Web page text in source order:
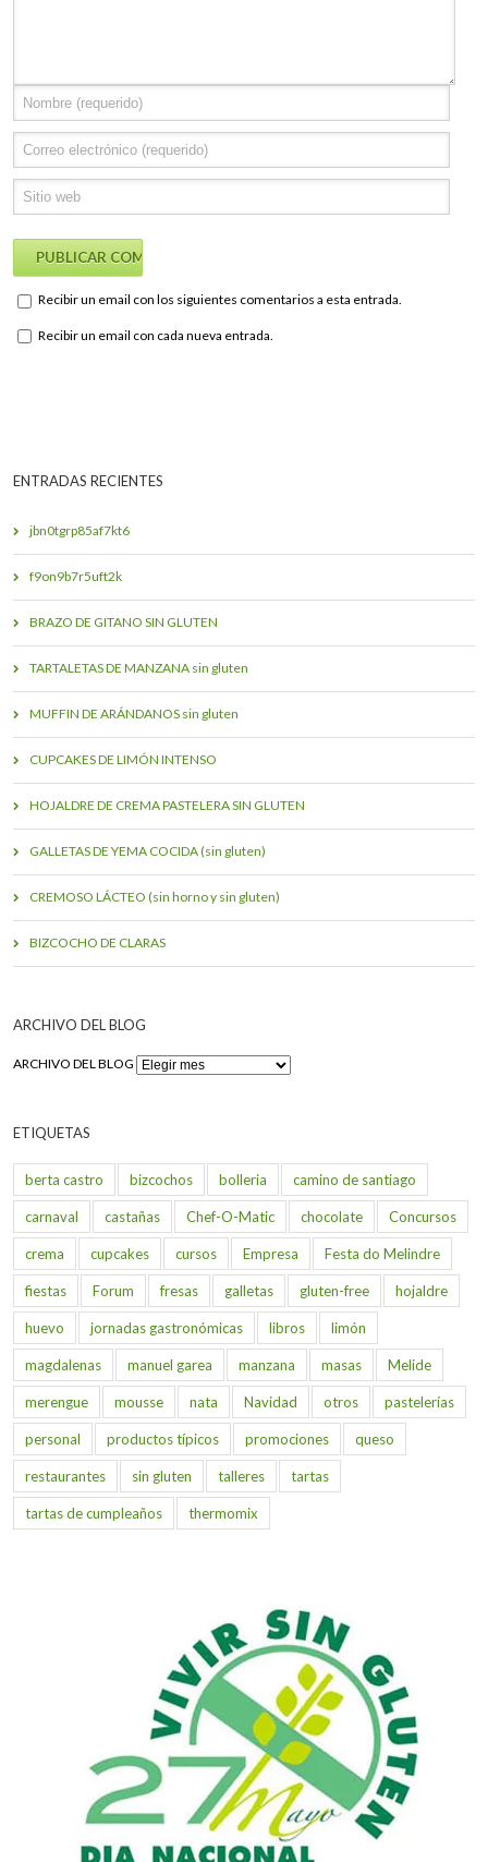
Recibir un email con los siguientes comentarios a esta entrada.
Recibir un email con cada nueva entrada.
ENTRADAS RECIENTES
jbn0tgrp85af7kt6
f9on9b7r5uft2k
BRAZO DE GITANO SIN GLUTEN
TARTALETAS DE MANZANA sin gluten
MUFFIN DE ARÁNDANOS sin gluten
CUPCAKES DE LIMÓN INTENSO
HOJALDRE DE CREMA PASTELERA SIN GLUTEN
GALLETAS DE YEMA COCIDA (sin gluten)
CREMOSO LÁCTEO (sin horno y sin gluten)
BIZCOCHO DE CLARAS
ARCHIVO DEL BLOG
ARCHIVO DEL BLOG
ETIQUETAS
berta castro bizcochos bolleria camino de santiago
carnaval castañas Chef-O-Matic chocolate Concursos
crema cupcakes cursos Empresa Festa do Melindre
fiestas Forum fresas galletas gluten-free hojaldre
huevo jornadas gastronómicas libros limón
magdalenas manuel garea manzana masas Melide
merengue mousse nata Navidad otros pastelerías
personal productos típicos promociones queso
restaurantes sin gluten talleres tartas
tartas de cumpleaños thermomix